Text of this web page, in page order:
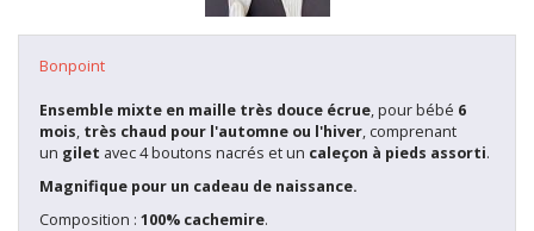
Bonpoint
Ensemble mixte en maille très douce écrue, pour bébé 6
mois, très chaud pour l'automne ou l'hiver, comprenant
un gilet avec 4 boutons nacrés et un caleçon à pieds assorti.
Magnifique pour un cadeau de naissance.
Composition : 100% cachemire.